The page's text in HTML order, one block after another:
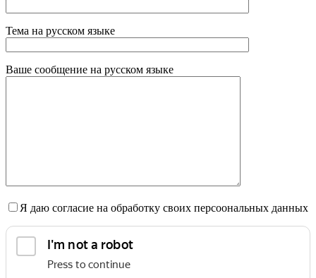
Тема на русском языке
Ваше сообщение на русском языке
Я даю согласие на обработку своих персоональных данных